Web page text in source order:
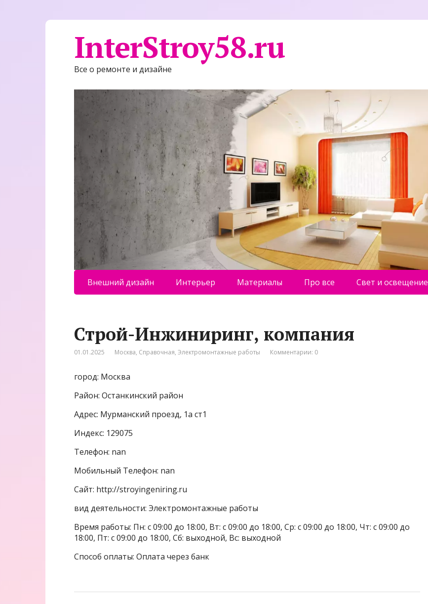
InterStroy58.ru
Все о ремонте и дизайне
Внешний дизайн Интерьер Материалы Про все Свет и освещение
Строй-Инжиниринг, компания
01.01.2025 Москва, Справочная, Электромонтажные работы Комментарии: 0
город: Москва
Район: Останкинский район
Адрес: Мурманский проезд, 1а ст1
Индекс: 129075
Телефон: nan
Мобильный Телефон: nan
Сайт: http://stroyingeniring.ru
вид деятельности: Электромонтажные работы
Время работы: Пн: с 09:00 до 18:00, Вт: с 09:00 до 18:00, Ср: с 09:00 до 18:00, Чт: с 09:00 до
18:00, Пт: с 09:00 до 18:00, Сб: выходной, Вс: выходной
Способ оплаты: Оплата через банк